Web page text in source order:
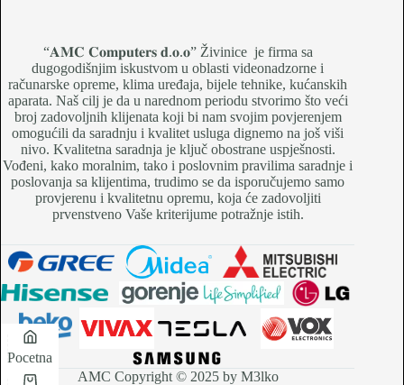
“𝐀𝐌𝐂 𝐂𝐨𝐦𝐩𝐮𝐭𝐞𝐫𝐬 𝐝.𝐨.𝐨” Živinice je firma sa
dugogodišnjim iskustvom u oblasti videonadzorne i
računarske opreme, klima uređaja, bijele tehnike, kućanskih
aparata. Naš cilj je da u narednom periodu stvorimo što veći
broj zadovoljnih klijenata koji bi nam svojim povjerenjem
omogućili da saradnju i kvalitet usluga dignemo na još viši
nivo. Kvalitetna saradnja je ključ obostrane uspješnosti.
Vođeni, kako moralnim, tako i poslovnim pravilima saradnje i
poslovanja sa klijentima, trudimo se da isporučujemo samo
provjerenu i kvalitetnu opremu, koja će zadovoljiti
prvenstveno Vaše kriterijume potražnje istih.
AMC Copyright © 2025 by M3lko
Pocetna